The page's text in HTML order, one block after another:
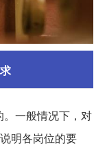
一般情况下，对
明各岗位的要